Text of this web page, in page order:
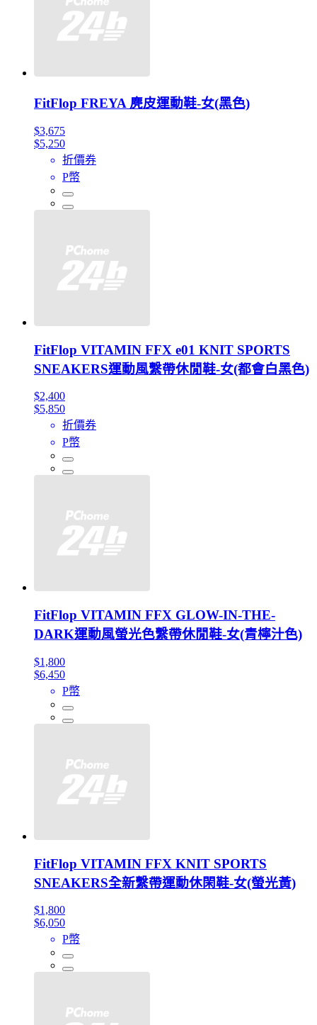
FitFlop FREYA 麂皮運動鞋-女(黑色)
$3,675
$5,250
折價券
P幣
FitFlop VITAMIN FFX e01 KNIT SPORTS
SNEAKERS運動風繫帶休閒鞋-女(都會白黑色)
$2,400
$5,850
折價券
P幣
FitFlop VITAMIN FFX GLOW-IN-THE-
DARK運動風螢光色繫帶休閒鞋-女(青檸汁色)
$1,800
$6,450
P幣
FitFlop VITAMIN FFX KNIT SPORTS
SNEAKERS全新繫帶運動休閑鞋-女(螢光黃)
$1,800
$6,050
P幣